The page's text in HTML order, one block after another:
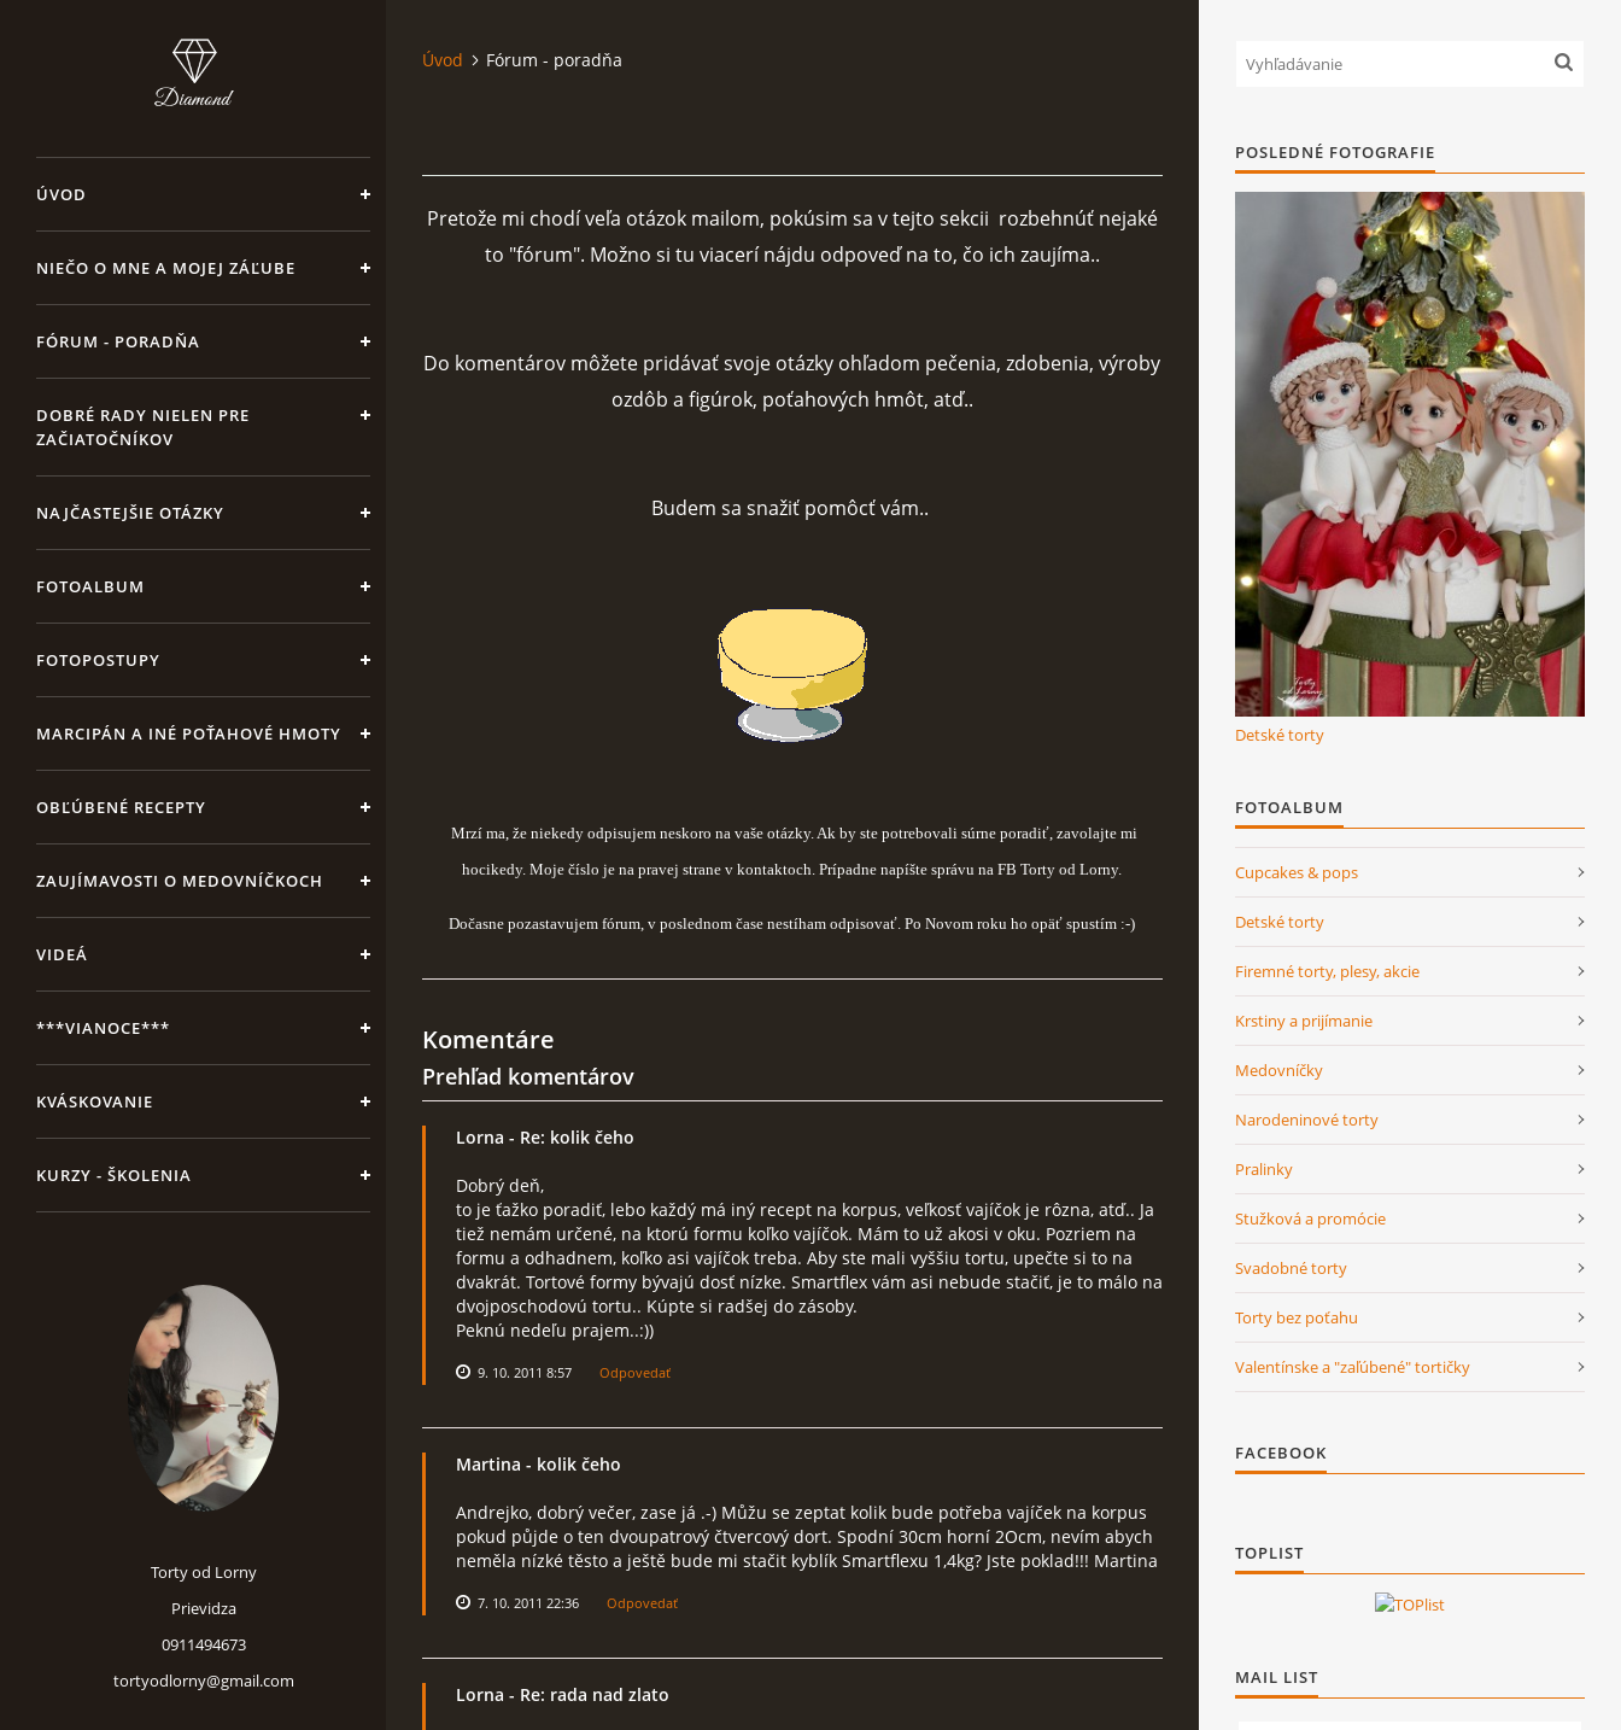
ÚVOD
NIEČO O MNE A MOJEJ ZÁĽUBE
FÓRUM - PORADŇA
DOBRÉ RADY NIELEN PRE
ZAČIATOČNÍKOV
NAJČASTEJŠIE OTÁZKY
FOTOALBUM
FOTOPOSTUPY
MARCIPÁN A INÉ POŤAHOVÉ HMOTY
OBĽÚBENÉ RECEPTY
ZAUJÍMAVOSTI O MEDOVNÍČKOCH
VIDEÁ
***VIANOCE***
KVÁSKOVANIE
KURZY - ŠKOLENIA
Torty od Lorny
Prievidza
0911494673
tortyodlorny@gmail.com
Úvod Fórum - poradňa
Pretože mi chodí veľa otázok mailom, pokúsim sa v tejto sekcii rozbehnúť nejaké
to "fórum". Možno si tu viacerí nájdu odpoveď na to, čo ich zaujíma..
Do komentárov môžete pridávať svoje otázky ohľadom pečenia, zdobenia, výroby
ozdôb a figúrok, poťahových hmôt, atď..
Budem sa snažiť pomôcť vám..
Mrzí ma, že niekedy odpisujem neskoro na vaše otázky. Ak by ste potrebovali súrne poradiť, zavolajte mi
hocikedy. Moje číslo je na pravej strane v kontaktoch. Prípadne napíšte správu na FB Torty od Lorny.
Dočasne pozastavujem fórum, v poslednom čase nestíham odpisovať. Po Novom roku ho opäť spustím :-)
Komentáre
Prehľad komentárov
Lorna - Re: kolik čeho
Dobrý deň,
to je ťažko poradiť, lebo každý má iný recept na korpus, veľkosť vajíčok je rôzna, atď.. Ja
tiež nemám určené, na ktorú formu koľko vajíčok. Mám to už akosi v oku. Pozriem na
formu a odhadnem, koľko asi vajíčok treba. Aby ste mali vyššiu tortu, upečte si to na
dvakrát. Tortové formy bývajú dosť nízke. Smartflex vám asi nebude stačiť, je to málo na
dvojposchodovú tortu.. Kúpte si radšej do zásoby.
Peknú nedeľu prajem..:))
9. 10. 2011 8:57 Odpovedať
Martina - kolik čeho
Andrejko, dobrý večer, zase já .-) Můžu se zeptat kolik bude potřeba vajíček na korpus
pokud půjde o ten dvoupatrový čtvercový dort. Spodní 30cm horní 2Ocm, nevím abych
neměla nízké těsto a ještě bude mi stačit kyblík Smartflexu 1,4kg? Jste poklad!!! Martina
7. 10. 2011 22:36 Odpovedať
Lorna - Re: rada nad zlato
POSLEDNÉ FOTOGRAFIE
Detské torty
FOTOALBUM
Cupcakes & pops
Detské torty
Firemné torty, plesy, akcie
Krstiny a prijímanie
Medovníčky
Narodeninové torty
Pralinky
Stužková a promócie
Svadobné torty
Torty bez poťahu
Valentínske a "zaľúbené" tortičky
FACEBOOK
TOPLIST
MAIL LIST